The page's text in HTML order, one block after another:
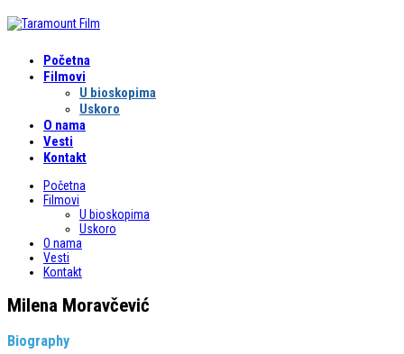
Početna
Filmovi
U bioskopima
Uskoro
O nama
Vesti
Kontakt
Početna
Filmovi
U bioskopima
Uskoro
O nama
Vesti
Kontakt
Milena Moravčević
Biography